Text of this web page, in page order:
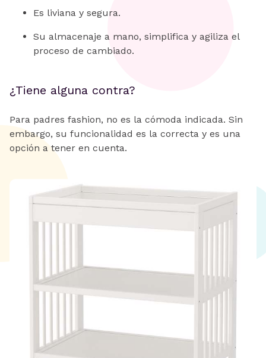
Es liviana y segura.
Su almacenaje a mano, simplifica y agiliza el
proceso de cambiado.
¿Tiene alguna contra?
Para padres fashion, no es la cómoda indicada. Sin
embargo, su funcionalidad es la correcta y es una
opción a tener en cuenta.